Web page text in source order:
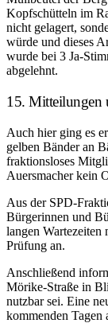
Kopfschütteln im
nicht gelagert,
würde und dieses
wurde bei 3 Ja-
abgelehnt.
15. Mitteilungen
Auch hier ging es
gelben Bänder an
fraktionsloses
Auersmacher kein
Aus der SPD-
Bürgerinnen und
langen Wartezeiten
Prüfung an.
Anschließend
Mörike-Straße in
nutzbar sei. Eine
kommenden Tagen